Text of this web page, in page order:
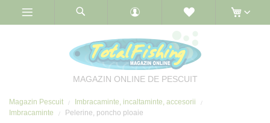
MAGAZIN ONLINE DE PESCUIT
Magazin Pescuit
Imbracaminte, incaltaminte, accesorii
Imbracaminte
Pelerine, poncho ploaie